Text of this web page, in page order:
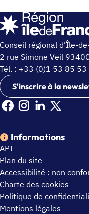
Conseil régional d'Île-
2 rue Simone Veil
Tél. : +33 (0)1 53 85 53
S'inscrire à la
Facebook Ile de
Instagram Ile de
Linkedin Ile
X Ile de
Informations
API
Plan du site
Accessibilité : non
Charte des cookies
Politique de
Mentions légales